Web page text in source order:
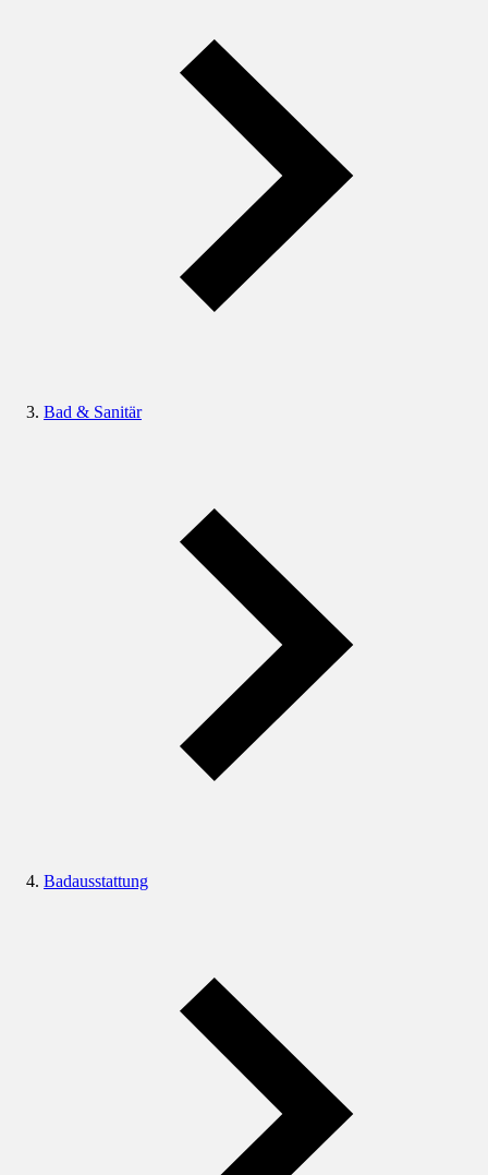
Bad & Sanitär
Badausstattung